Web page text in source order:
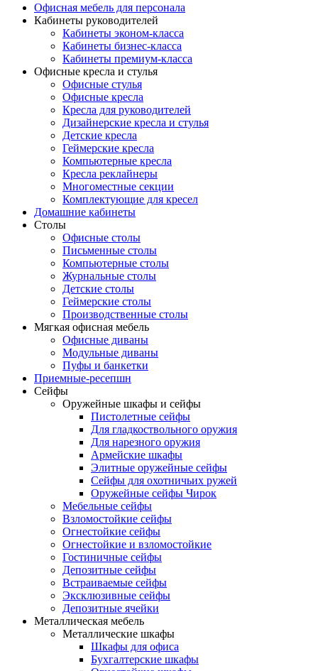
Офисная мебель для персонала
Кабинеты руководителей
Кабинеты эконом-класса
Кабинеты бизнес-класса
Кабинеты премиум-класса
Офисные кресла и стулья
Офисные стулья
Офисные кресла
Кресла для руководителей
Дизайнерские кресла и стулья
Детские кресла
Геймерские кресла
Компьютерные кресла
Кресла реклайнеры
Многоместные секции
Комплектующие для кресел
Домашние кабинеты
Столы
Офисные столы
Письменные столы
Компьютерные столы
Журнальные столы
Детские столы
Геймерские столы
Производственные столы
Мягкая офисная мебель
Офисные диваны
Модульные диваны
Пуфы и банкетки
Приемные-ресепшн
Сейфы
Оружейные шкафы и сейфы
Пистолетные сейфы
Для гладкоствольного оружия
Для нарезного оружия
Армейские шкафы
Элитные оружейные сейфы
Сейфы для охотничьих ружей
Оружейные сейфы Чирок
Мебельные сейфы
Взломостойкие сейфы
Огнестойкие сейфы
Огнестойкие и взломостойкие
Гостиничные сейфы
Депозитные сейфы
Встраиваемые сейфы
Эксклюзивные сейфы
Депозитные ячейки
Металлическая мебель
Металлические шкафы
Шкафы для офиса
Бухгалтерские шкафы